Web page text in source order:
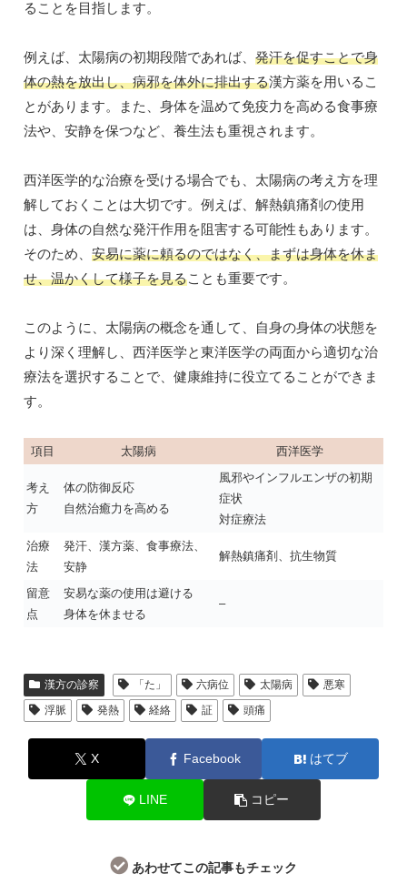
ることを目指します。
例えば、太陽病の初期段階であれば、 発汗を促すことで身
体の熱を放出し、病邪を体外に排出する漢方薬を用いるこ
とがあります。また、身体を温めて免疫力を高める食事療
法や、安静を保つなど、養生法も重視されます。
西洋医学的な治療を受ける場合でも、太陽病の考え方を理
解しておくことは大切です。例えば、解熱鎮痛剤の使用
は、身体の自然な発汗作用を阻害する可能性もあります。
そのため、 安易に薬に頼るのではなく、まずは身体を休ま
せ、温かくして様子を見ることも重要です。
このように、太陽病の概念を通して、自身の身体の状態を
より深く理解し、西洋医学と東洋医学の両面から適切な治
療法を選択することで、健康維持に役立てることができま
す。
項目 太陽病 西洋医学
考え
方
体の防御反応
自然治癒力を高める
風邪やインフルエンザの初期
症状
対症療法
治療
法
発汗、漢方薬、食事療法、
安静
解熱鎮痛剤、抗生物質
留意
点
安易な薬の使用は避ける
身体を休ませる
–
漢方の診察 「た」 六病位 太陽病
悪寒
浮脈
発熱 経絡 証 頭痛
X Facebook はてブ
LINE コピー
あわせてこの記事もチェック